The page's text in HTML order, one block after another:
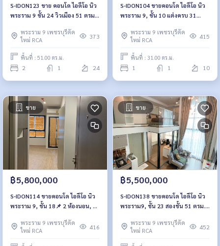
S-IDON123 ขาย คอนโด ไอดีโอ นิว
พระราม 9 ชั้น 24 วิวเมือง 51 ตรม.
พระราม 9 เพชรบุรีตัด
ใหม่ RCA
373
พื้นที่ : 51.00 ตร.ม.
2 1 24
S-IDON104 ขายคอนโด ไอดีโอ นิว
พระราม 9, ชั้น 10 แต่งครบ 31
พระราม 9 เพชรบุรีตัด
ใหม่ RCA
415
พื้นที่ : 31.00 ตร.ม.
1 1 10
ขาย
฿5,800,000
S-IDON114 ขายคอนโด ไอดีโอ นิว
พระราม 9, ชั้น 18📌 2 ห้องนอน, 52
พระราม 9 เพชรบุรีตัด
ใหม่ RCA
416
ขาย
฿5,500,000
S-IDON138 ขายคอนโด ไอดีโอ นิว
พระราม9, ชั้น 23 สองชั้น 51 ตรม.
พระราม 9 เพชรบุรีตัด
ใหม่ RCA
452